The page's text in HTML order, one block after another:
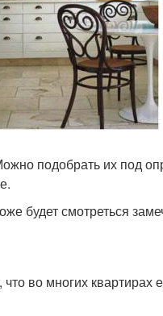
подобрать их под
будет смотреться
во многих квартирах